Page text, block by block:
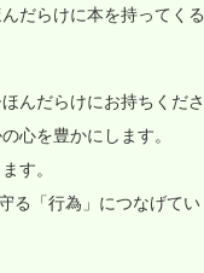
だらけに本を持ってく
んだらけにお持ちくだ
心を豊かにします。
す。
る「行為」につなげて